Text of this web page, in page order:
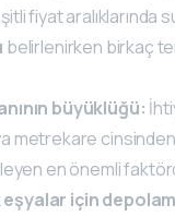
fiyat aralıklarında
belirlenirken birkaç
büyüklüğü:
metrekare
en önemli
için